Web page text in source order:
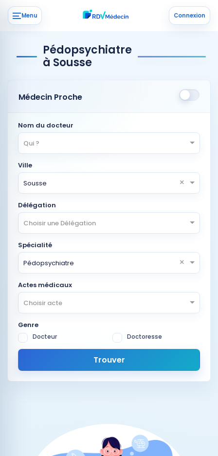
Menu Connexion
Pédopsychiatre
à Sousse
Médecin Proche
Nom du docteur
Qui ?
Ville
Sousse
×
Délégation
Choisir une Délégation
Spécialité
Pédopsychiatre
×
Actes médicaux
Choisir acte
Genre
Docteur Doctoresse
Trouver